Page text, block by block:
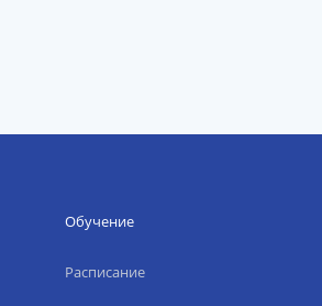
Обучение
Расписание